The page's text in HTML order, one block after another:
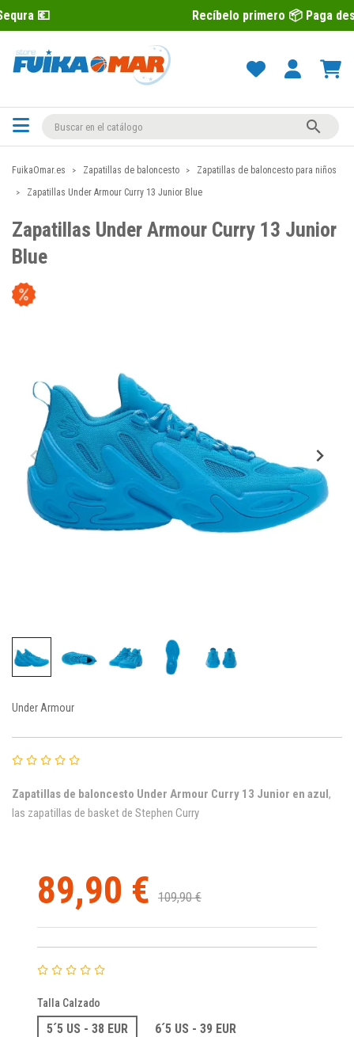
Recíbelo primero 📦 Paga después con

FuikaOmar.es Zapatillas de baloncesto
Zapatillas de baloncesto para niños
Zapatillas Under Armour Curry 13 Junior Blue
Zapatillas Under Armour Curry 13 Junior
Blue
Under Armour
Zapatillas de baloncesto Under Armour Curry 13 Junior en azul,
las zapatillas de basket de Stephen Curry
89,90 € 109,90 €
Talla Calzado
5´5 US - 38 EUR 6´5 US - 39 EUR